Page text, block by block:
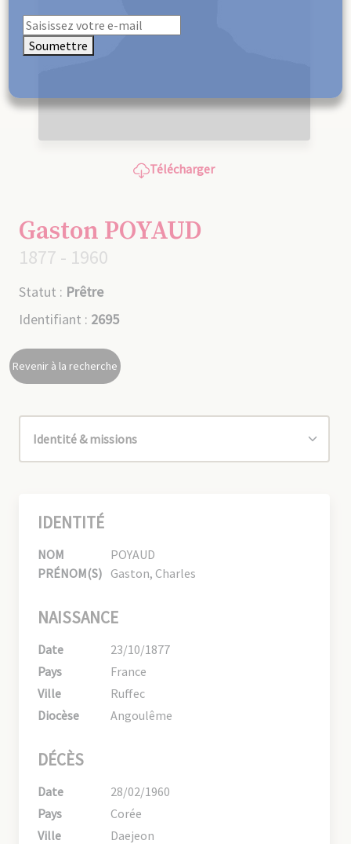
Télécharger
Gaston POYAUD
1877 - 1960
Statut : Prêtre
Identifiant : 2695
Revenir à la recherche
IDENTITÉ
NOM
POYAUD
PRÉNOM(S) Gaston, Charles
NAISSANCE
Date
23/10/1877
Pays
France
Ville
Ruffec
Diocèse
Angoulême
DÉCÈS
Date
28/02/1960
Pays
Corée
Ville
Daejeon
Soumettre